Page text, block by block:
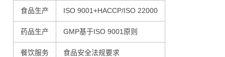
食品生产 ISO 9001+HACCP/ISO 22000
药品生产 GMP基于ISO 9001原则
餐饮服务 食品安全法规要求